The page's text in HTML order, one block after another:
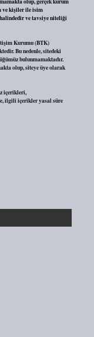
ve kişiler ile isim
ve tavsiye niteliği
Kurumu (BTK)
Bu nedenle, sitedeki
bulunmamaktadır.
olup, siteye üye olarak
içerikleri,
ilgili içerikler yasal süre